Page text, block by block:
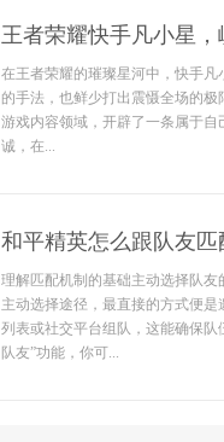
王者荣耀快手凡小星
在王者荣耀的璀璨星河中，快手
的手法，也鲜少打出震慑全场的
游戏内容领域，开辟了一条属于
诚，在...
和平精英怎么跟队友
理解匹配机制的基础主动选择队
主动选择途径，最直接的方式便
列表或社交平台组队，这能确保
队友”功能，你可...